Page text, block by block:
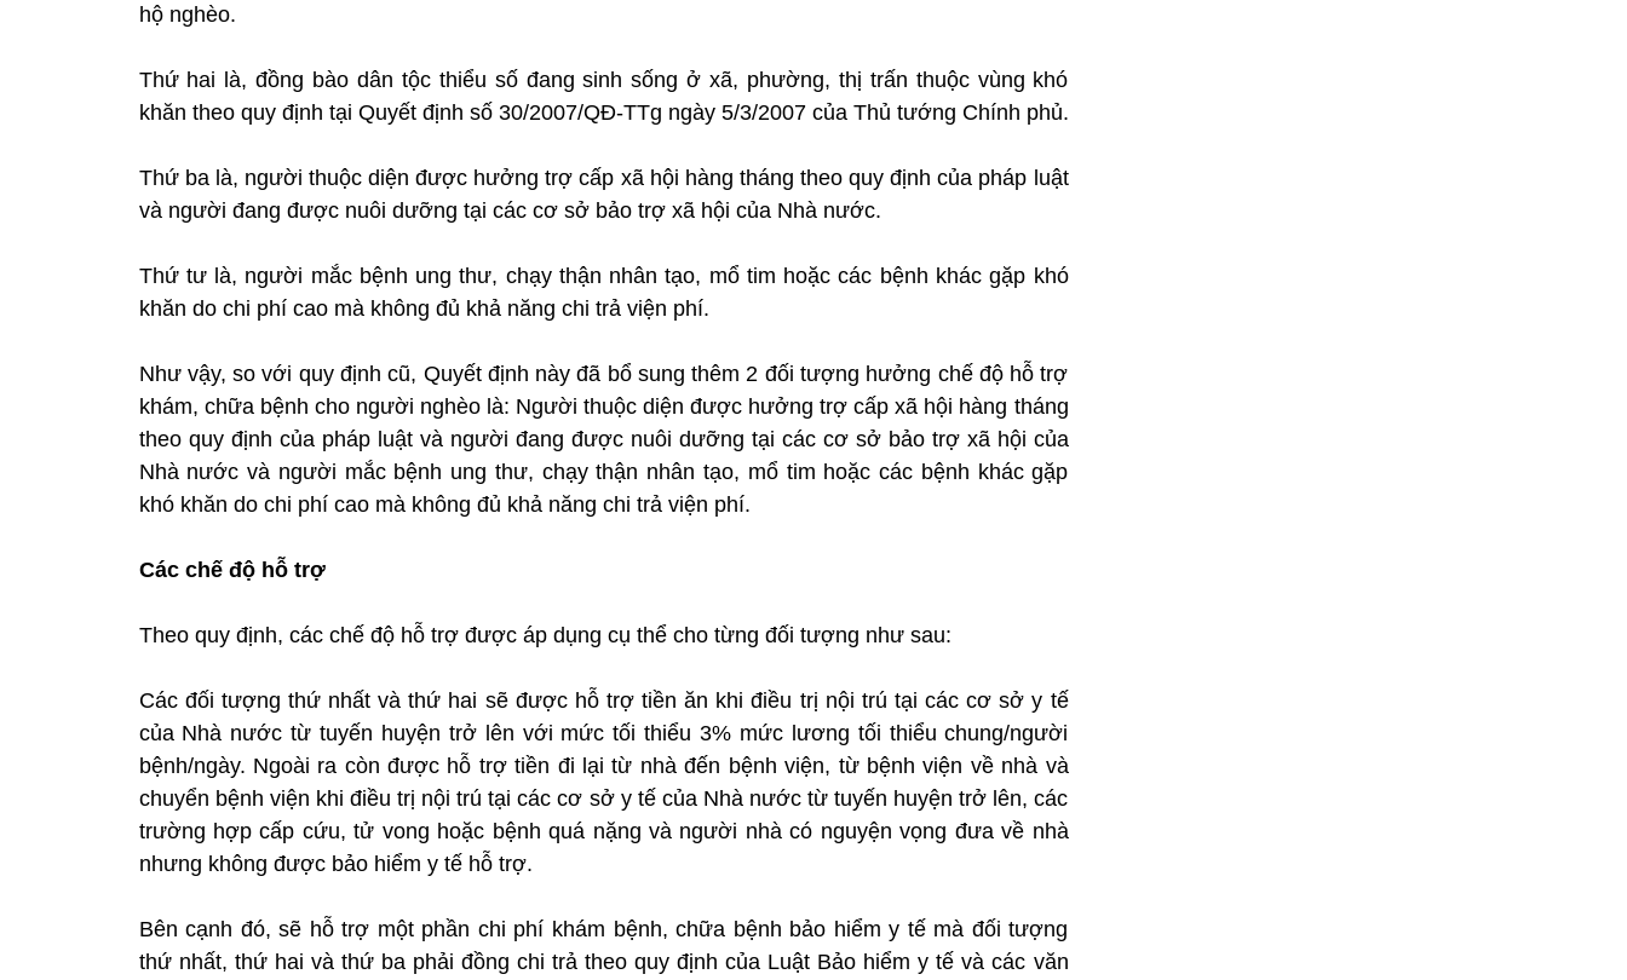
hộ nghèo.
Thứ hai là, đồng bào dân tộc thiểu số đang sinh sống ở xã, phường, thị trấn thuộc vùng khó
khăn theo quy định tại Quyết định số 30/2007/QĐ-TTg ngày 5/3/2007 của Thủ tướng Chính phủ.
Thứ ba là, người thuộc diện được hưởng trợ cấp xã hội hàng tháng theo quy định của pháp luật
và người đang được nuôi dưỡng tại các cơ sở bảo trợ xã hội của Nhà nước.
Thứ tư là, người mắc bệnh ung thư, chạy thận nhân tạo, mổ tim hoặc các bệnh khác gặp khó
khăn do chi phí cao mà không đủ khả năng chi trả viện phí.
Như vậy, so với quy định cũ, Quyết định này đã bổ sung thêm 2 đối tượng hưởng chế độ hỗ trợ
khám, chữa bệnh cho người nghèo là: Người thuộc diện được hưởng trợ cấp xã hội hàng tháng
theo quy định của pháp luật và người đang được nuôi dưỡng tại các cơ sở bảo trợ xã hội của
Nhà nước và người mắc bệnh ung thư, chạy thận nhân tạo, mổ tim hoặc các bệnh khác gặp
khó khăn do chi phí cao mà không đủ khả năng chi trả viện phí.
Các chế độ hỗ trợ
Theo quy định, các chế độ hỗ trợ được áp dụng cụ thể cho từng đối tượng như sau:
Các đối tượng thứ nhất và thứ hai sẽ được hỗ trợ tiền ăn khi điều trị nội trú tại các cơ sở y tế
của Nhà nước từ tuyến huyện trở lên với mức tối thiểu 3% mức lương tối thiểu chung/người
bệnh/ngày. Ngoài ra còn được hỗ trợ tiền đi lại từ nhà đến bệnh viện, từ bệnh viện về nhà và
chuyển bệnh viện khi điều trị nội trú tại các cơ sở y tế của Nhà nước từ tuyến huyện trở lên, các
trường hợp cấp cứu, tử vong hoặc bệnh quá nặng và người nhà có nguyện vọng đưa về nhà
nhưng không được bảo hiểm y tế hỗ trợ.
Bên cạnh đó, sẽ hỗ trợ một phần chi phí khám bệnh, chữa bệnh bảo hiểm y tế mà đối tượng
thứ nhất, thứ hai và thứ ba phải đồng chi trả theo quy định của Luật Bảo hiểm y tế và các văn